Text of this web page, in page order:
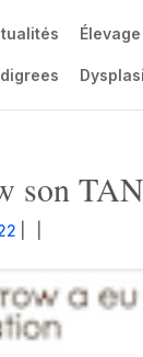
Élevage
son TAN